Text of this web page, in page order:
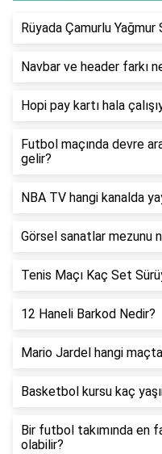
Rüyada Çamurlu Yağmur
Navbar ve header farkı
Hopi pay kartı hala
Futbol maçında devre
gelir?
NBA TV hangi kanalda
Görsel sanatlar mezunu
Tenis Maçı Kaç Set
12 Haneli Barkod Nedir?
Mario Jardel hangi
Basketbol kursu kaç
Bir futbol takımında en
olabilir?